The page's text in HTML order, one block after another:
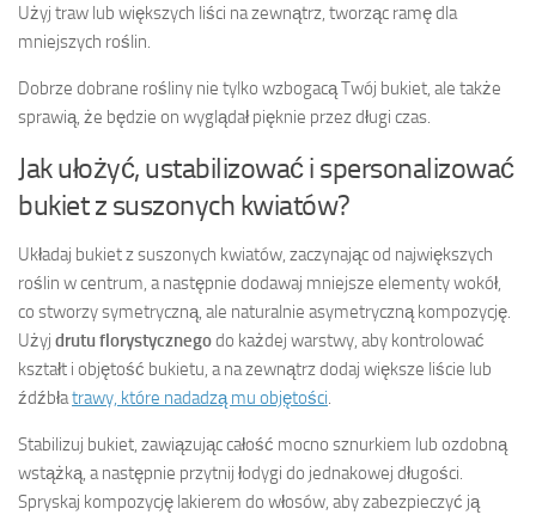
Użyj traw lub większych liści na zewnątrz, tworząc ramę dla
mniejszych roślin.
Dobrze dobrane rośliny nie tylko wzbogacą Twój bukiet, ale także
sprawią, że będzie on wyglądał pięknie przez długi czas.
Jak ułożyć, ustabilizować i spersonalizować
bukiet z suszonych kwiatów?
Układaj bukiet z suszonych kwiatów, zaczynając od największych
roślin w centrum, a następnie dodawaj mniejsze elementy wokół,
co stworzy symetryczną, ale naturalnie asymetryczną kompozycję.
Użyj drutu florystycznegodo każdej warstwy, aby kontrolować
kształt i objętość bukietu, a na zewnątrz dodaj większe liście lub
źdźbłatrawy, które nadadzą mu objętości
Stabilizuj bukiet, zawiązując całość mocno sznurkiem lub ozdobną
wstążką, a następnie przytnij łodygi do jednakowej długości.
Spryskaj kompozycję lakierem do włosów, aby zabezpieczyć ją